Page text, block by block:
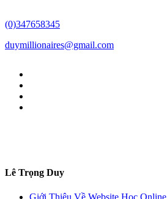
(0)347658345
duymillionaires@gmail.com
Lê Trọng Duy
Giới Thiệu Về Website Học Online